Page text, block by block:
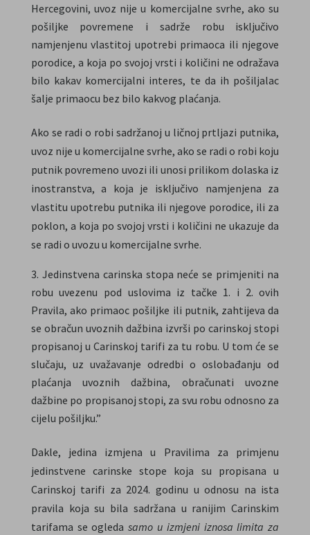
Hercegovini, uvoz nije u komercijalne svrhe, ako su
pošiljke povremene i sadrže robu isključivo
namjenjenu vlastitoj upotrebi primaoca ili njegove
porodice, a koja po svojoj vrsti i količini ne odražava
bilo kakav komercijalni interes, te da ih pošiljalac
šalje primaocu bez bilo kakvog plaćanja.
Ako se radi o robi sadržanoj u ličnoj prtljazi putnika,
uvoz nije u komercijalne svrhe, ako se radi o robi koju
putnik povremeno uvozi ili unosi prilikom dolaska iz
inostranstva, a koja je isključivo namjenjena za
vlastitu upotrebu putnika ili njegove porodice, ili za
poklon, a koja po svojoj vrsti i količini ne ukazuje da
se radi o uvozu u komercijalne svrhe.
Jedinstvena carinska stopa neće se primjeniti na
robu uvezenu pod uslovima iz tačke 1. i 2. ovih
Pravila, ako primaoc pošiljke ili putnik, zahtijeva da
se obračun uvoznih dažbina izvrši po carinskoj stopi
propisanoj u Carinskoj tarifi za tu robu. U tom će se
slučaju, uz uvažavanje odredbi o oslobađanju od
plaćanja uvoznih dažbina, obračunati uvozne
dažbine po propisanoj stopi, za svu robu odnosno za
cijelu pošiljku.”
Dakle, jedina izmjena u Pravilima za primjenu
jedinstvene carinske stope koja su propisana u
Carinskoj tarifi za 2024. godinu u odnosu na ista
pravila koja su bila sadržana u ranijim Carinskim
tarifama se ogledasamo u izmjeni iznosa limita za